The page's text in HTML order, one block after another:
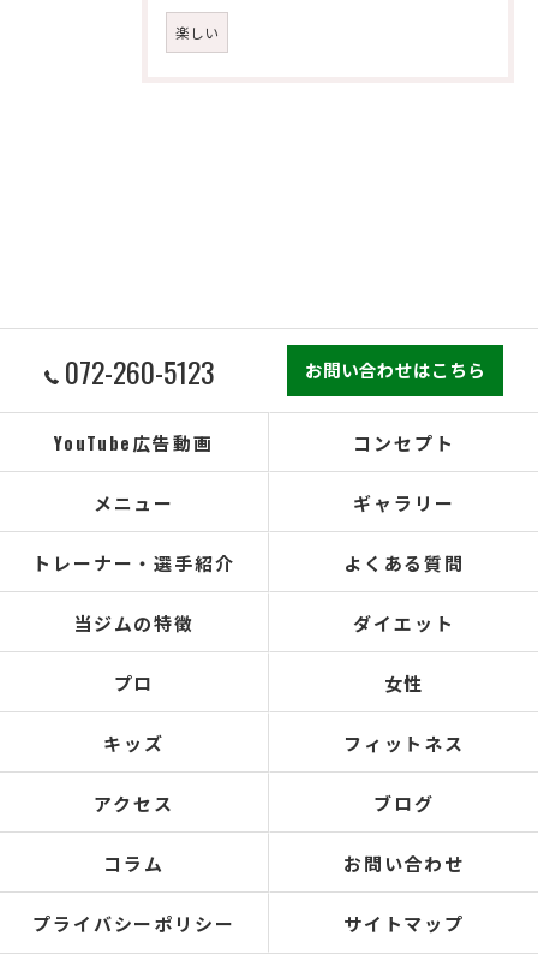
楽しい
072-260-5123 お問い合わせはこちら
YouTube広告動画 コンセプト
メニュー ギャラリー
トレーナー・選手紹介 よくある質問
当ジムの特徴 ダイエット
プロ 女性
キッズ フィットネス
アクセス ブログ
コラム お問い合わせ
プライバシーポリシー サイトマップ